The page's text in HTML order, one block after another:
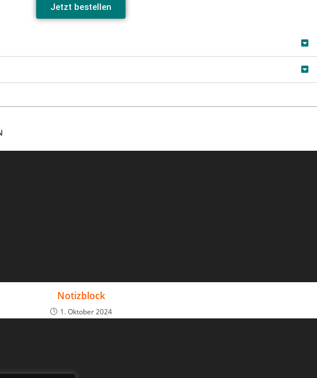
Jetzt bestellen
Notizblock
1. Oktober 2024